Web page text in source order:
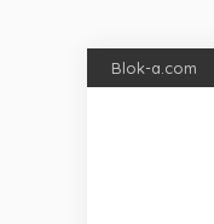
Blok-a.com